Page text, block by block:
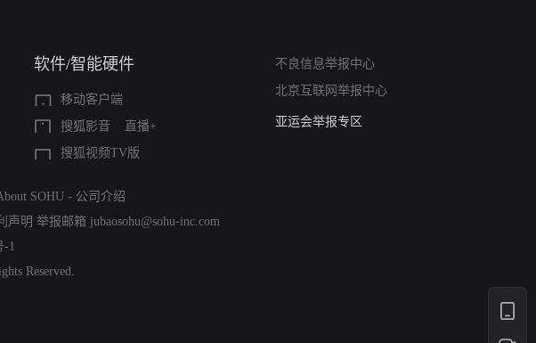
软件/智能硬件
移动客户端
搜狐影音
直播+
搜狐视频TV版
不良信息举报中心
北京互联网举报中心
算法推荐专项举报
亚运会举报专区
SOHU - 公司介绍
声明 举报邮箱 jubaosohu@sohu-inc.com
-1
Reserved.